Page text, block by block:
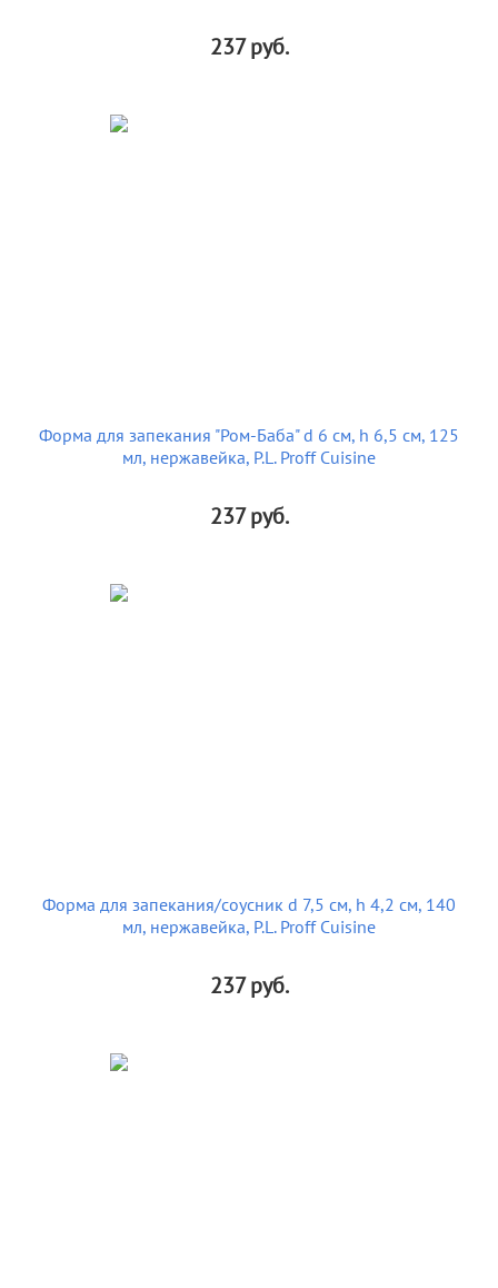
237руб.
Форма для запекания "Ром-Баба" d 6 см, h 6,5 см, 125
мл, нержавейка, P.L. Proff Cuisine
237руб.
Форма для запекания/соусник d 7,5 см, h 4,2 см, 140
мл, нержавейка, P.L. Proff Cuisine
237руб.